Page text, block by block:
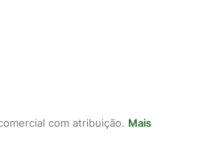
com atribuição. Mais